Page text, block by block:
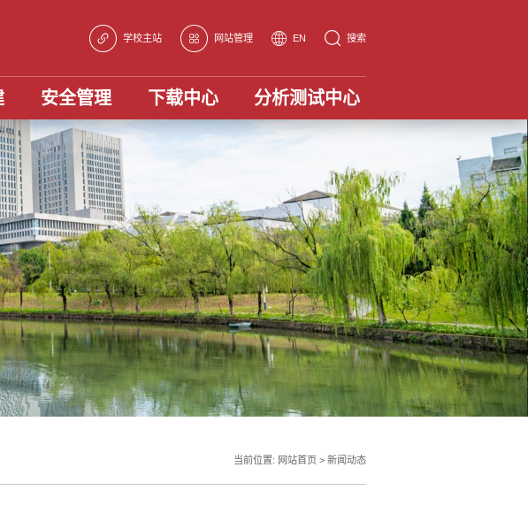
学校主站 网站管理 EN 搜索
安全管理 下载中心 分析测试中心
当前位置: 网站首页 >新闻动态